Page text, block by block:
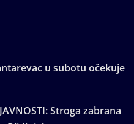
u subotu očekuje
Stroga zabrana